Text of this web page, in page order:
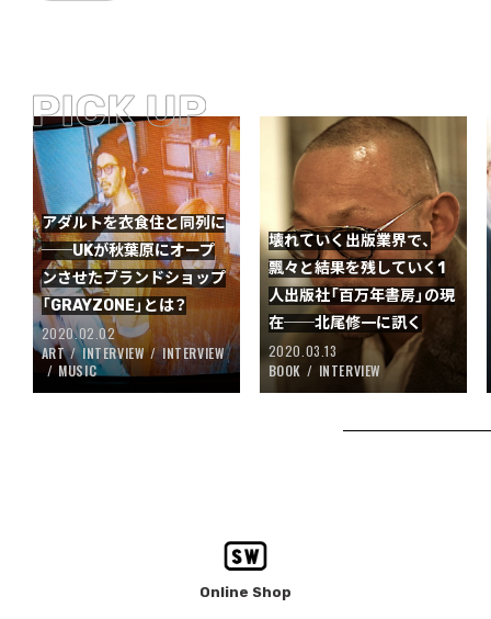
アダルトを衣食住と同列に
──UKが秋葉原にオープ
ンさせたブランドショップ
「GRAYZONE」とは？
2020.02.02
ART
INTERVIEW
INTERVIEW
MUSIC
壊れていく出版業界で、
飄々と結果を残していく1
人出版社「百万年書房」の現
在──北尾修一に訊く
2020.03.13
BOOK
INTERVIEW
Online Shop